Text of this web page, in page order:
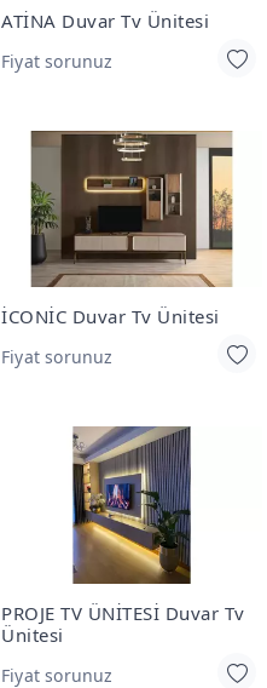
ATİNA Duvar Tv Ünitesi
Fiyat sorunuz
İCONİC Duvar Tv Ünitesi
Fiyat sorunuz
PROJE TV ÜNİTESİ Duvar Tv
Ünitesi
Fiyat sorunuz